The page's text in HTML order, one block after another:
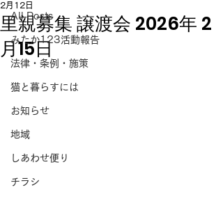
All Posts
みたか123活動報告
法律・条例・施策
猫と暮らすには
お知らせ
地域
しあわせ便り
チラシ
里親募集 譲渡会 2026年 2
月15日
2月12日